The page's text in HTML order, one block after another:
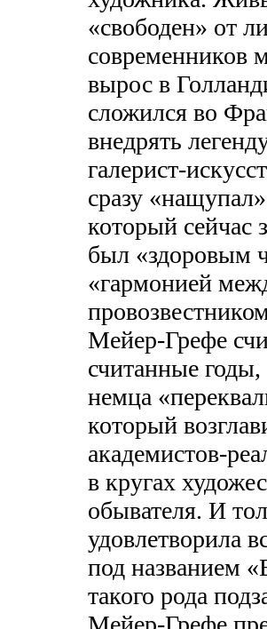
«свободен» от
современников
вырос в
сложился во
внедрять
галерист-
сразу
который сейчас
был «здоровым
«гармонией
Мейер-Грефе
считанные
немца
который
академистов-
в кругах
обывателя. И
удовлетворила
под названием
такого рода